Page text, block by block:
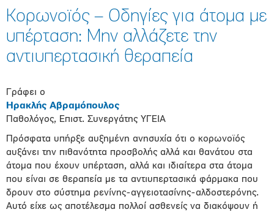
Κορωνοϊός – Οδηγίες για άτομα με
υπέρταση: Μην αλλάζετε την
αντιυπερτασική θεραπεία
Γράφει ο
Ηρακλής Αβραμόπουλος
Παθολόγος, Επιστ. Συνεργάτης YΓΕΙΑ
Πρόσφατα υπήρξε αυξημένη ανησυχία ότι ο κορωνοϊός
αυξάνει την πιθανότητα προσβολής αλλά και θανάτου στα
άτομα που έχουν υπέρταση, αλλά και ιδιαίτερα στα άτομα
που είναι σε θεραπεία με τα αντιυπερτασικά φάρμακα που
δρουν στο σύστημα ρενίνης-αγγειοτασίνης-αλδοστερόνης.
Αυτό είχε ως αποτέλεσμα πολλοί ασθενείς να διακόψουν ή